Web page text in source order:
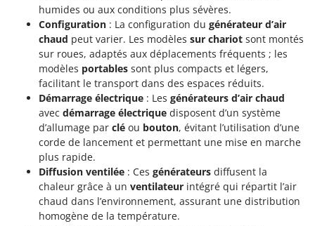
humides ou aux conditions plus sévères.
Configuration : La configuration du générateur d’air
chaud peut varier. Les modèles sur chariot sont montés
sur roues, adaptés aux déplacements fréquents ; les
modèles portables sont plus compacts et légers,
facilitant le transport dans des espaces réduits.
Démarrage électrique : Les générateurs d’air chaud
avec démarrage électrique disposent d’un système
d’allumage par clé ou bouton, évitant l’utilisation d’une
corde de lancement et permettant une mise en marche
plus rapide.
Diffusion ventilée : Ces générateurs diffusent la
chaleur grâce à un ventilateur intégré qui répartit l’air
chaud dans l’environnement, assurant une distribution
homogène de la température.